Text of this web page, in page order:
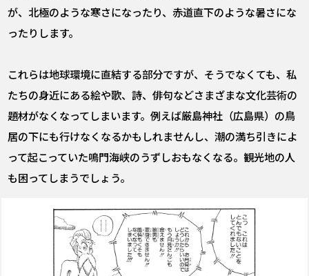
が、北極のような寒さになったり、赤道直下のような暑さにな
ったりします。
これらは地球環境に直結する部分ですが、そうでなくても、私
たちの身近にある絵や歌、詩、俳句などさまざまな文化芸術の
題材がなくなってしまいます。例えば厳島神社（広島県）の鳥
居の下にも行けなくなるかもしれませんし、潮の満ち引きによ
って起こっていた鳴門海峡のうずしおもなくなる。観光地の人
も困ってしまうでしょう。